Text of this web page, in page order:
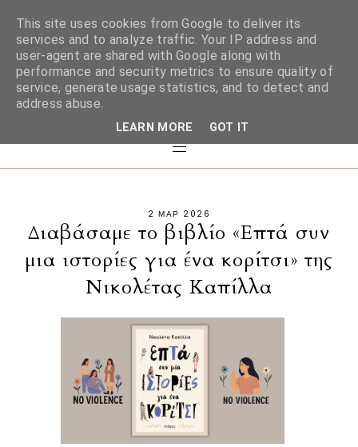
2 ΜΑΡ 2026
Διαβάσαμε το βιβλίο «Επτά συν
μια ιστορίες για ένα κορίτσι» της
Νικολέτας Καπίλλα
This site uses cookies from Google to deliver its
services and to analyze traffic. Your IP address and
user-agent are shared with Google along with
performance and security metrics to ensure quality of
service, generate usage statistics, and to detect and
address abuse.
LEARN MORE GOT IT